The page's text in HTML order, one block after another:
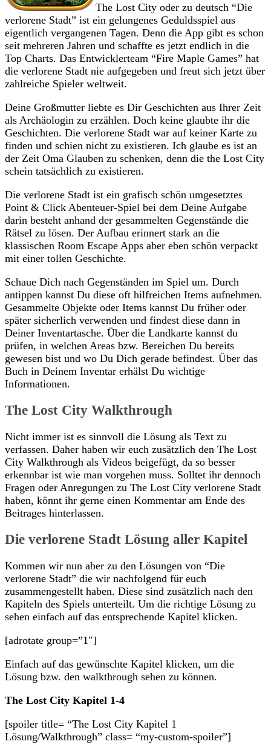
The Lost City oder zu deutsch “Die
verlorene Stadt” ist ein gelungenes Geduldsspiel aus
eigentlich vergangenen Tagen. Denn die App gibt es schon
seit mehreren Jahren und schaffte es jetzt endlich in die
Top Charts. Das Entwicklerteam “Fire Maple Games” hat
die verlorene Stadt nie aufgegeben und freut sich jetzt über
zahlreiche Spieler weltweit.
Deine Großmutter liebte es Dir Geschichten aus Ihrer Zeit
als Archäologin zu erzählen. Doch keine glaubte ihr die
Geschichten. Die verlorene Stadt war auf keiner Karte zu
finden und schien nicht zu existieren. Ich glaube es ist an
der Zeit Oma Glauben zu schenken, denn die the Lost City
schein tatsächlich zu existieren.
Die verlorene Stadt ist ein grafisch schön umgesetztes
Point & Click Abenteuer-Spiel bei dem Deine Aufgabe
darin besteht anhand der gesammelten Gegenstände die
Rätsel zu lösen. Der Aufbau erinnert stark an die
klassischen Room Escape Apps aber eben schön verpackt
mit einer tollen Geschichte.
Schaue Dich nach Gegenständen im Spiel um. Durch
antippen kannst Du diese oft hilfreichen Items aufnehmen.
Gesammelte Objekte oder Items kannst Du früher oder
später sicherlich verwenden und findest diese dann in
Deiner Inventartasche. Über die Landkarte kannst du
prüfen, in welchen Areas bzw. Bereichen Du bereits
gewesen bist und wo Du Dich gerade befindest. Über das
Buch in Deinem Inventar erhälst Du wichtige
Informationen.
The Lost City Walkthrough
Nicht immer ist es sinnvoll die Lösung als Text zu
verfassen. Daher haben wir euch zusätzlich den The Lost
City Walkthrough als Videos beigefügt, da so besser
erkennbar ist wie man vorgehen muss. Solltet ihr dennoch
Fragen oder Anregungen zu The Lost City verlorene Stadt
haben, könnt ihr gerne einen Kommentar am Ende des
Beitrages hinterlassen.
Die verlorene Stadt Lösung aller Kapitel
Kommen wir nun aber zu den Lösungen von “Die
verlorene Stadt” die wir nachfolgend für euch
zusammengestellt haben. Diese sind zusätzlich nach den
Kapiteln des Spiels unterteilt. Um die richtige Lösung zu
sehen einfach auf das entsprechende Kapitel klicken.
[adrotate group=”1″]
Einfach auf das gewünschte Kapitel klicken, um die
Lösung bzw. den walkthrough sehen zu können.
The Lost City Kapitel 1-4
[spoiler title= “The Lost City Kapitel 1
Lösung/Walkthrough” class= “my-custom-spoiler”]